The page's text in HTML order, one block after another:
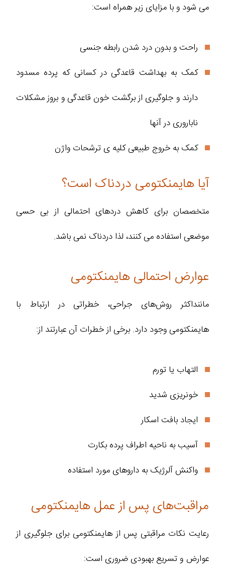
می شود و با مزایای زیر همراه است:
راحت و بدون درد شدن رابطه جنسی
کمک به بهداشت قاعدگی در کسانی که پرده مسدود
دارند و جلوگیری از برگشت خون قاعدگی و بروز مشکلات
ناباروری در آنها
کمک به خروج طبیعی کلیه ی ترشحات واژن
آیا هایمنکتومی دردناک است؟
متخصصان برای کاهش دردهای احتمالی از بی‌ حسی
موضعی استفاده می‌ کنند، لذا دردناک نمی باشد.
عوارض احتمالی هایمنکتومی
ماننداکثر روش‌های جراحی، خطراتی در ارتباط با
هایمنکتومی وجود دارد. برخی از خطرات آن عبارتند از:
التهاب یا تورم
خونریزی شدید
ایجاد بافت اسکار
آسیب به ناحیه اطراف پرده بکارت
واکنش آلرژیک به داروهای مورد استفاده
مراقبت‌های پس از عمل هایمنکتومی
رعایت نکات مراقبتی پس از هایمنکتومی برای جلوگیری از
عوارض و تسریع بهبودی ضروری است: